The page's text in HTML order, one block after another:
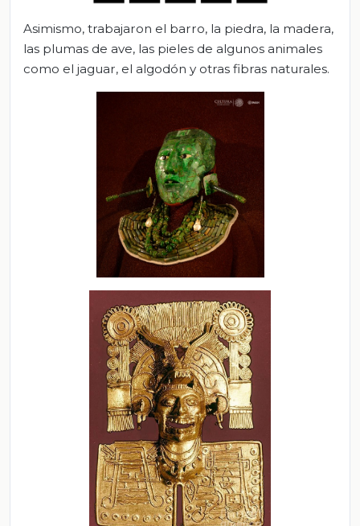
Asimismo, trabajaron el barro, la piedra, la madera,
las plumas de ave, las pieles de algunos animales
como el jaguar, el algodón y otras fibras naturales.